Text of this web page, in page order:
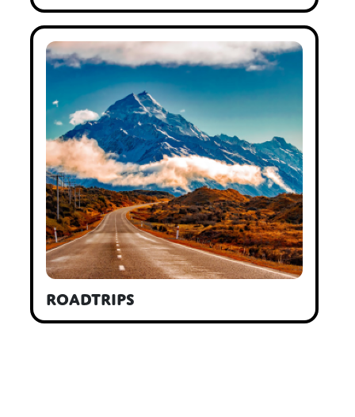
Roadtrips